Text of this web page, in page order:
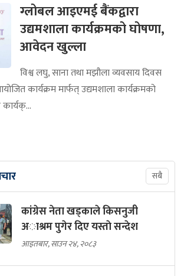
ग्लोबल आइएमई बैंकद्वारा
उद्यमशाला कार्यक्रमको घोषणा,
आवेदन खुल्ला
विश्व लघु, साना तथा मझौला व्यवसाय दिवस
कार्यक्रम मार्फत् उद्यमशाला कार्यक्रमको
सबै
कांग्रेस नेता खड्काले किसनुजी
अाश्रम पुगेर दिए यस्ताे सन्देश
आइतबार, साउन २४, २०८३